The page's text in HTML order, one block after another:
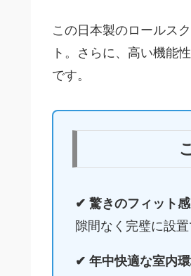
この日本製のロールスク
ト。さらに、高い機能
です。
✔ 驚きのフィット感
隙間なく完璧に設置
✔ 年中快適な室内環